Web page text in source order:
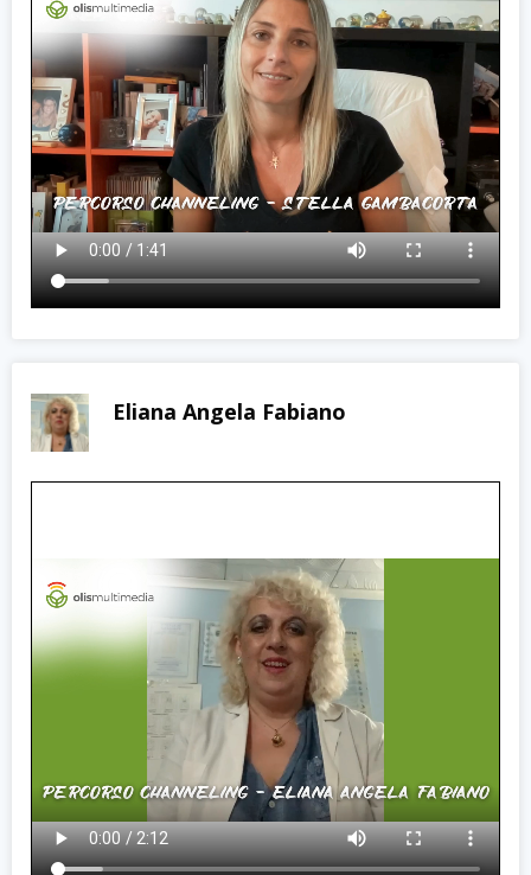
Eliana Angela Fabiano